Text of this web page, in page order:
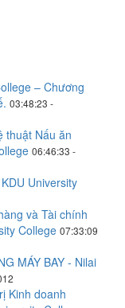
– Chương
03:48:23 -
thuật Nấu ăn
06:46:33 -
University
và Tài chính
College 07:33:09
MÁY BAY - Nilai
Kinh doanh